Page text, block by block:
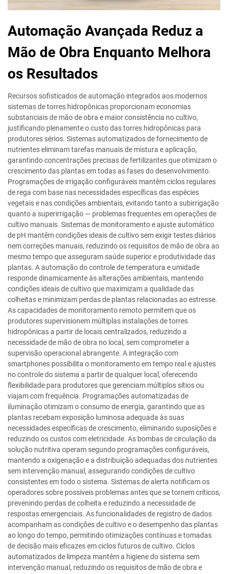
Automação Avançada Reduz a
Mão de Obra Enquanto Melhora
os Resultados
Recursos sofisticados de automação integrados aos modernos
sistemas de torres hidropônicas proporcionam economias
substanciais de mão de obra e maior consistência no cultivo,
justificando plenamente o custo das torres hidropônicas para
produtores sérios. Sistemas automatizados de fornecimento de
nutrientes eliminam tarefas manuais de mistura e aplicação,
garantindo concentrações precisas de fertilizantes que otimizam o
crescimento das plantas em todas as fases do desenvolvimento.
Programações de irrigação configuráveis mantêm ciclos regulares
de rega com base nas necessidades específicas das espécies
vegetais e nas condições ambientais, evitando tanto a subirrigação
quanto a superirrigação — problemas frequentes em operações de
cultivo manuais. Sistemas de monitoramento e ajuste automático
de pH mantêm condições ideais de cultivo sem exigir testes diários
nem correções manuais, reduzindo os requisitos de mão de obra ao
mesmo tempo que asseguram saúde superior e produtividade das
plantas. A automação do controle de temperatura e umidade
responde dinamicamente às alterações ambientais, mantendo
condições ideais de cultivo que maximizam a qualidade das
colheitas e minimizam perdas de plantas relacionadas ao estresse.
As capacidades de monitoramento remoto permitem que os
produtores supervisionem múltiplas instalações de torres
hidropônicas a partir de locais centralizados, reduzindo a
necessidade de mão de obra no local, sem comprometer a
supervisão operacional abrangente. A integração com
smartphones possibilita o monitoramento em tempo real e ajustes
no controle do sistema a partir de qualquer local, oferecendo
flexibilidade para produtores que gerenciam múltiplos sítios ou
viajam com frequência. Programações automatizadas de
iluminação otimizam o consumo de energia, garantindo que as
plantas recebam exposição luminosa adequada às suas
necessidades específicas de crescimento, eliminando suposições e
reduzindo os custos com eletricidade. As bombas de circulação da
solução nutritiva operam segundo programações configuráveis,
mantendo a oxigenação e a distribuição adequadas dos nutrientes
sem intervenção manual, assegurando condições de cultivo
consistentes em todo o sistema. Sistemas de alerta notificam os
operadores sobre possíveis problemas antes que se tornem críticos,
prevenindo perdas de colheita e reduzindo a necessidade de
respostas emergenciais. As funcionalidades de registro de dados
acompanham as condições de cultivo e o desempenho das plantas
ao longo do tempo, permitindo otimizações contínuas e tomadas
de decisão mais eficazes em ciclos futuros de cultivo. Ciclos
automatizados de limpeza mantêm a higiene do sistema sem
intervenção manual, reduzindo os requisitos de mão de obra e